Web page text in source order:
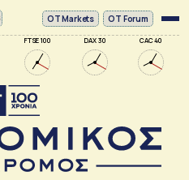
FTSE 100 DAX 30 CAC 40
ΟΤ Markets OT Forum